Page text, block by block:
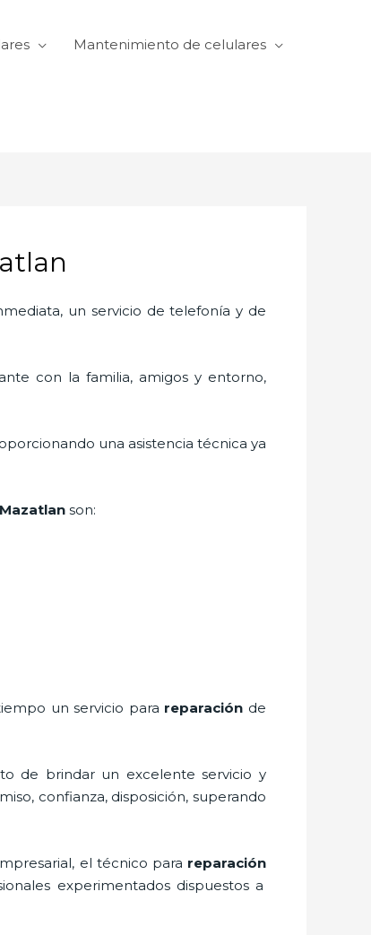
Mantenimiento de celulares
un servicio de telefonía y de
con la familia, amigos y entorno,
una asistencia técnica ya
son:
un servicio para reparación de
de brindar un excelente servicio y
confianza, disposición, superando
el técnico para reparación
experimentados dispuestos a